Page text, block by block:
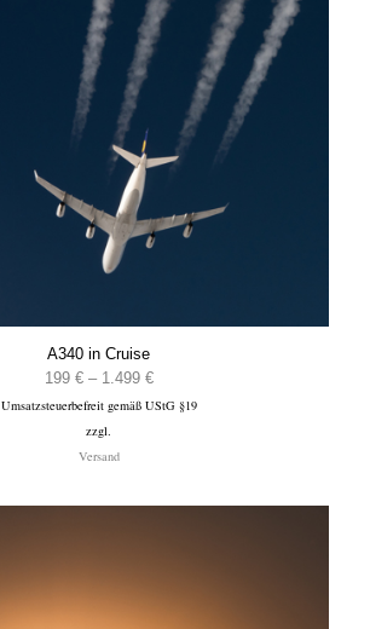
A340 in Cruise
199 € – 1.499 €Preisspanne:
199 €
Umsatzsteuerbefreit gemäß UStG §19
zzgl.
Versand